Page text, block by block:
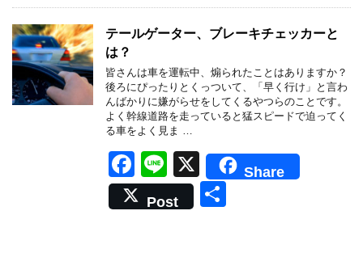
e
b
o
o
k
テールゲーター、ブレーキチェッカーと
は？
皆さんは車を運転中、煽られたことはありますか？
後ろにぴったりとくっついて、「早く行け」と言わ
んばかりに嫌がらせをしてくるやつらのことです。
よく幹線道路を走っていると猛スピードで迫ってく
る車をよく見ま …
F
a
c
Li
n
e
X
Share
Post